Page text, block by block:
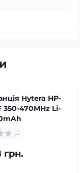
Hytera HP-
350-470MHz Li-
грн.